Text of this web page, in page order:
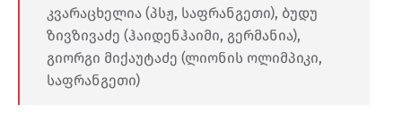
კვარაცხელია (პსჟ, საფრანგეთი), ბუდუ
ზივზივაძე (ჰაიდენჰაიმი, გერმანია),
გიორგი მიქაუტაძე (ლიონის ოლიმპიკი,
საფრანგეთი)